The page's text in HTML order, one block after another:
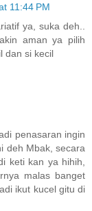
11:44 PM
ya, suka deh..
aman ya pilih
dan si kecil
penasaran ingin
deh Mbak, secara
keti kan ya hihih,
malas banget
ikut kucel gitu di